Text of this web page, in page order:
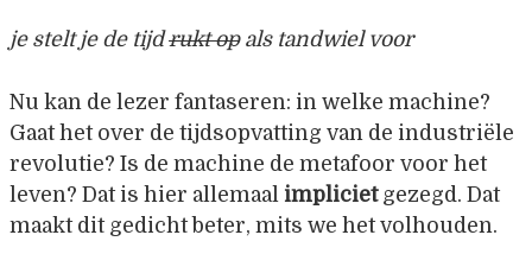
je stelt je de tijdrukt opals tandwiel voor
Nu kan de lezer fantaseren: in welke machine?
Gaat het over de tijdsopvatting van de industriële
revolutie? Is de machine de metafoor voor het
leven? Dat is hier allemaal implicietgezegd. Dat
maakt dit gedicht beter, mits we het volhouden.